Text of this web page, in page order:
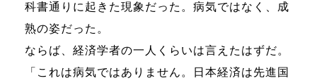
科書通りに起きた現象だった。病気ではなく、成
熟の姿だった。
ならば、経済学者の一人くらいは言えたはずだ。
「これは病気ではありません。日本経済は先進国